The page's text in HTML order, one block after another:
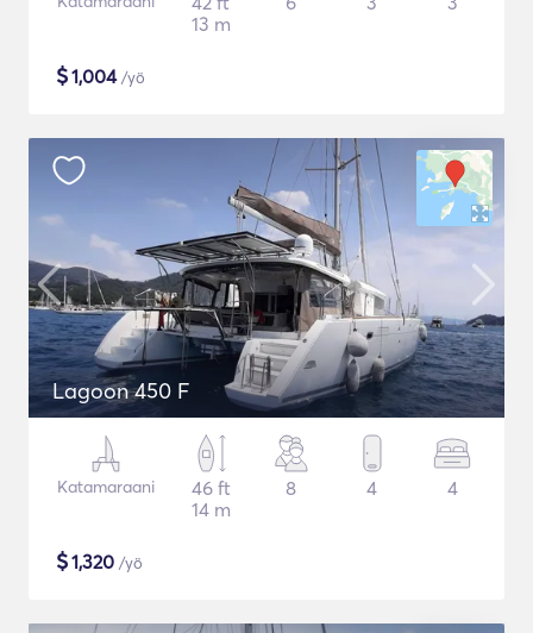
13 m
$1,004/yö
Lagoon 450 F
Katamaraani
46 ft
14 m
8 4 4
$1,320 /yö